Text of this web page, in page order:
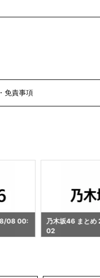
免責事項
坂46 まとめ 2026/08/07 22: